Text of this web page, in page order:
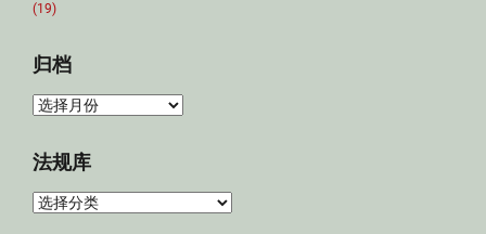
(19)
归档
归
法规库
法